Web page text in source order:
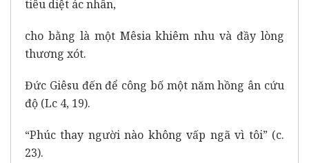
tiêu diệt ác nhân,
cho bằng là một Mêsia khiêm nhu và đầy lòng
thương xót.
Đức Giêsu đến để công bố một năm hồng ân cứu
độ (Lc 4, 19).
“Phúc thay người nào không vấp ngã vì tôi” (c.
23).